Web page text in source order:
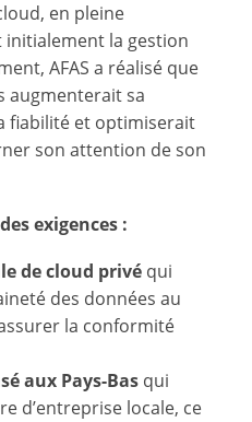
en pleine
initialement la gestion
AFAS a réalisé que
augmenterait sa
fiabilité et optimiserait
son attention de son
exigences :
de cloud privé qui
des données au
la conformité
aux Pays-Bas qui
d’entreprise locale, ce